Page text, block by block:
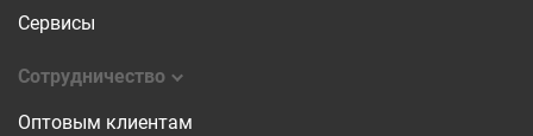
Сервисы
Сотрудничество
Оптовым клиентам